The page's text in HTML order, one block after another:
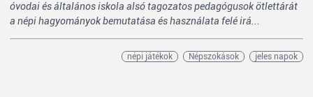
óvodai és általános iskola alsó tagozatos pedagógusok ötlettárát
a népi hagyományok bemutatása és használata felé irá...
népi játékok Népszokások jeles napok